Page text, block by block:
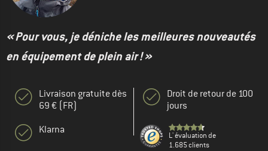
« Pour vous, je déniche les meilleures nouveautés
en équipement de plein air ! »
Livraison gratuite dès
69 € (FR)
Klarna
Droit de retour de 100
jours
L' évaluation de
1.685 clients